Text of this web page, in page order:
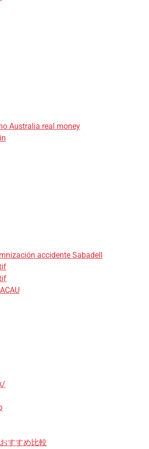
Australia real money
accidente Sabadell
すすめ比較